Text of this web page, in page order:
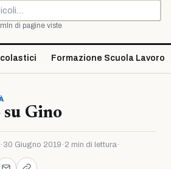
di pagine viste
Formazione Scuola Lavoro
su Gino
· 30 Giugno 2019 · 2 min di lettura·